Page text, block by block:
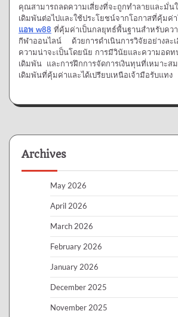
คุณสามารถลดความเสี่ยงที่จะถูกทำลายและมั่น
เดิมพันต่อไปและใช้ประโยชน์จากโอกาสที่คุ้มค่
แอพ w88 ที่คุ้มค่าเป็นกลยุทธ์พื้นฐานสำหรับควา
กีฬาออนไลน์ ด้วยการดำเนินการวิจัยอย่างละ
ความน่าจะเป็นโดยนัย การมีวินัยและความอดท
เดิมพัน และการฝึกการจัดการเงินทุนที่เหมาะ
เดิมพันที่คุ้มค่าและได้เปรียบเหนือเจ้ามือรับแทง
Archives
May 2026
April 2026
March 2026
February 2026
January 2026
December 2025
November 2025